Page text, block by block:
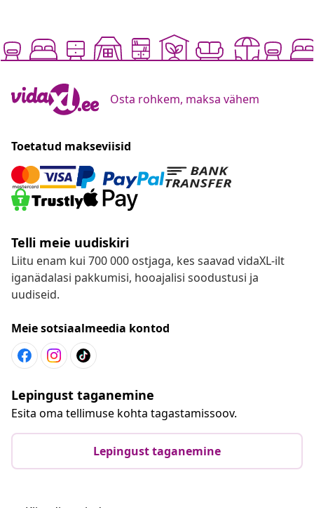
Osta rohkem, maksa vähem
Toetatud makseviisid
Telli meie uudiskiri
Liitu enam kui 700 000 ostjaga, kes saavad vidaXL-ilt
iganädalasi pakkumisi, hooajalisi soodustusi ja
uudiseid.
Meie sotsiaalmeedia kontod
Lepingust taganemine
Esita oma tellimuse kohta tagastamissoov.
Lepingust taganemine